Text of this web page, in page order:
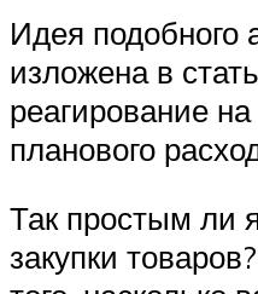
Идея подобного
изложена в
реагирование
планового
Так простым ли
закупки